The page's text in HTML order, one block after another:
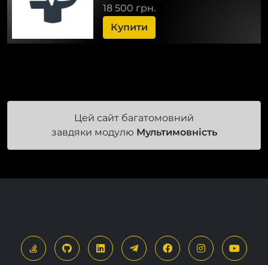
18 500 грн.
Купити
Цей сайт багатомовний
завдяки модулю Мультимовність